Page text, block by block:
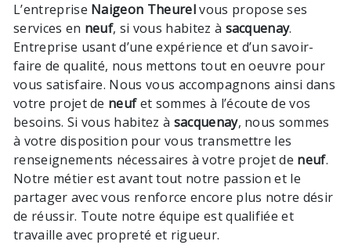
L’entreprise Naigeon Theurelvous propose ses
services en neuf, si vous habitez à sacquenay.
Entreprise usant d’une expérience et d’un savoir-
faire de qualité, nous mettons tout en oeuvre pour
vous satisfaire. Nous vous accompagnons ainsi dans
votre projet de neufet sommes à l’écoute de vos
besoins. Si vous habitez à sacquenay, nous sommes
à votre disposition pour vous transmettre les
renseignements nécessaires à votre projet de neuf.
Notre métier est avant tout notre passion et le
partager avec vous renforce encore plus notre désir
de réussir. Toute notre équipe est qualifiée et
travaille avec propreté et rigueur.